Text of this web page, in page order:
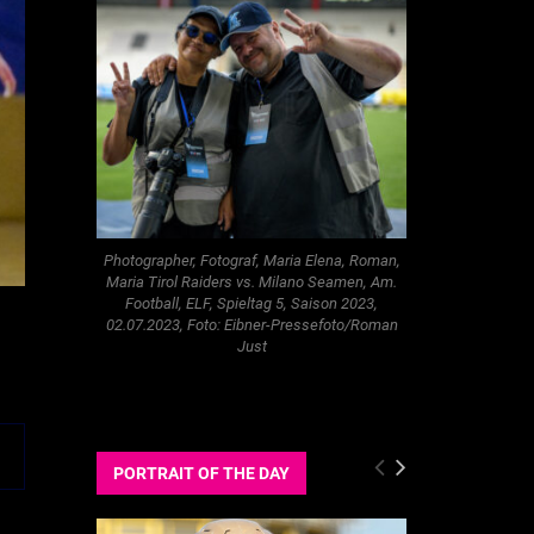
Photographer, Fotograf, Maria Elena, Roman,
Maria Tirol Raiders vs. Milano Seamen, Am.
Football, ELF, Spieltag 5, Saison 2023,
02.07.2023, Foto: Eibner-Pressefoto/Roman
Just
PORTRAIT OF THE DAY